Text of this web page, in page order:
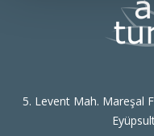
5. Levent Mah. Mareşal